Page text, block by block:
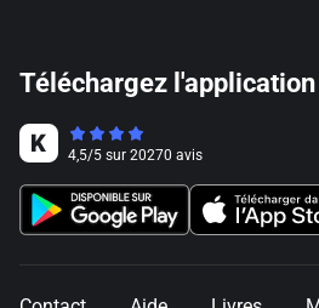
Téléchargez l'application
4,5/5 sur 20270 avis